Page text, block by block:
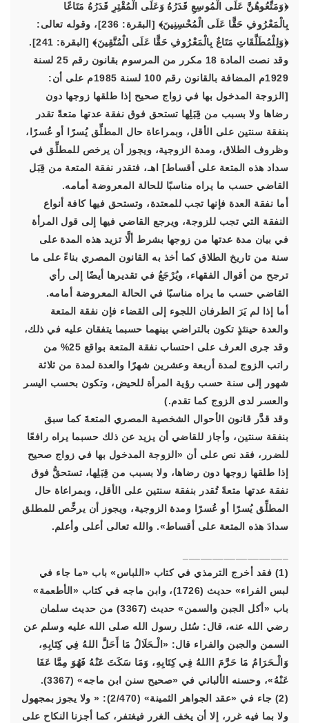
﴿وَمَتِّعُوهُنَّ عَلَى الْمُوسِعِ قَدَرُهُ وَعَلَى الْمُقْتِرِ قَدَرُهُ مَتَاعًا
بِالْمَعْرُوفِ حَقًّا عَلَى الْمُحْسِنِينَ﴾ [البقرة: 236]، وقوله تعالى:
﴿وَلِلْمُطَلَّقَاتِ مَتَاعٌ بِالْمَعْرُوفِ حَقًّا عَلَى الْمُتَّقِينَ﴾ [البقرة: 241].
وقد نصت المادة 18 مكرر من المرسوم بقانون رقم 25 لسنة
1929م المضافة بالقانون رقم 100 لسنة 1985م على أن:
[الزوجة المدخول بها في زواج صحيح إذا طلقها زوجها دون
رضاها ولا بسبب من قِبَلِها تستحق فوق نفقة عدتها متعةً تقدر
بنفقة سنتين على الأقل، وبمراعاة حال المطلِّق يُسرًا أو عُسرًا،
وظروف الطلاق، ومدة الزوجية، ويجوز أن يرخص للمطلِّق في
سداد هذه المتعة على أقساط] اهـ، فتقدر نفقة المتعة من قِبَل
القاضي حسب ما يراه مناسبًا للحالة المعروضة أمامه.
أما نفقة العدة فإنها تجب للمعتدة، وتستحق فيها كافة أنواع
النفقة التي تجب للزوجة، ويرجع القاضي فيها إلى قول المرأة
في بيان مدة عدتها من زوجها بشرط ألَّا تزيد هذه المدة على
سنة من تاريخ الطلاق كما أخذ به القانون المصري بناءً على ما
ترجح من أقوال الفقهاء، ويُرْجَعُ في تقديرها أيضًا إلى رأي
القاضي حسب ما يراه مناسبًا في الحالة المعروضة أمامه.
أما إذا لم يَرَ الطرفان اللجوء إلى القضاء فإن نفقة المتعة
والعدة حينئذٍ تكون بالتراضي بينهما حسبما يتفقان عليه في ذلك،
وقد جرى العرف على احتساب نفقة المتعة بواقع 25% من
راتب الزوج لمدة أربعة وعشرين شهرًا والعدة لمدة من ثلاثة
شهور إلى سنة حسب رؤية المرأة للحيض، وتكون بحسب اليسر
والعسر لدى الزوج كما تقدم.)
وقد قدَّر قانون الأحوال الشخصية المصري المتعةَ كما سبق
بنفقة سنتين، وأجاز للقاضي أن يزيد عن ذلك حسبما يراه رافعًا
للضرر، فقد نص على أن «الزوجة المدخول بها في زواج صحيح
إذا طلقها زوجها دون رضاها، ولا بسبب من قِبَلِها، تستحقُّ فوق
نفقة عدتها متعةً تُقدر بنفقة سنتين على الأقل، وبمراعاة حال
المطلِّق يُسرًا أو عُسرًا ومدة الزوجية، ويجوز أن يرخِّص للمطلق
سدادَ هذه المتعة على أقساط». والله تعالى أعلى وأعلم.
(1) فقد أخرج الترمذي في كتاب «اللباس» باب «ما جاء في
لبس الفراء» حديث (1726)، وابن ماجه في كتاب «الأطعمة»
باب «أكل الجبن والسمن» حديث (3367) من حديث سلمان
رضي الله عنه، قال: سُئل رسول الله صلى الله عليه وسلم عن
السمن والجبن والفراء قال: «الْـحَلَالُ مَا أَحَلَّ اللهُ فِي كِتَابِهِ،
وَالْـحَرَامُ مَا حَرَّمَ االلهُ فِي كِتَابِهِ، وَمَا سَكَتَ عَنْهُ فَهُوَ مِمَّا عَفَا
عَنْهُ»، وحسنه الألباني في «صحيح سنن ابن ماجه» (3367).
(2) جاء في «عقد الجواهر الثمينة» (2/470): « ولا يجوز بمجهول
ولا بما فيه غرر، إلا أن يخف الغرر فيغتفر، كما أجزنا النكاح على